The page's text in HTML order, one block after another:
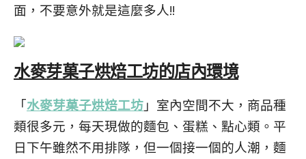
面，不要意外就是這麼多人!!
水麥芽菓子烘焙工坊的店內環境
「水麥芽菓子烘焙工坊 」室內空間不大，商品種
類很多元，每天現做的麵包、蛋糕、點心類。平
日下午雖然不用排隊，但一個接一個的人潮，麵